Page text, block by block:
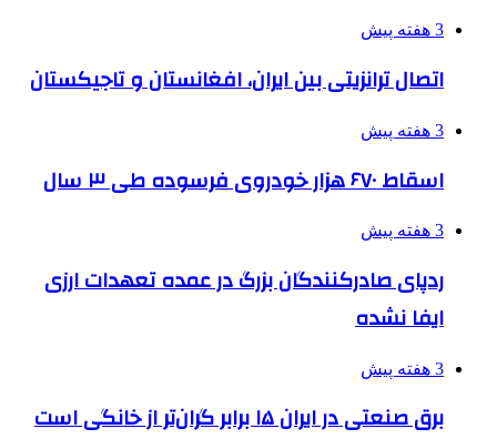
3 هفته پیش
اتصال ترانزیتی بین ایران، افغانستان و تاجیکستان
3 هفته پیش
اسقاط ۶۷۰ هزار خودروی فرسوده طی ۳ سال
3 هفته پیش
ردپای صادرکنندگان بزرگ در عمده تعهدات ارزی
ایفا نشده
3 هفته پیش
برق صنعتی در ایران ۱۵ برابر گران‌تر از خانگی است